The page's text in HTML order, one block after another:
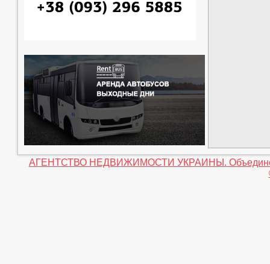
АГЕНТСТВО НЕДВИЖИМОСТИ УКРАИНЫ.